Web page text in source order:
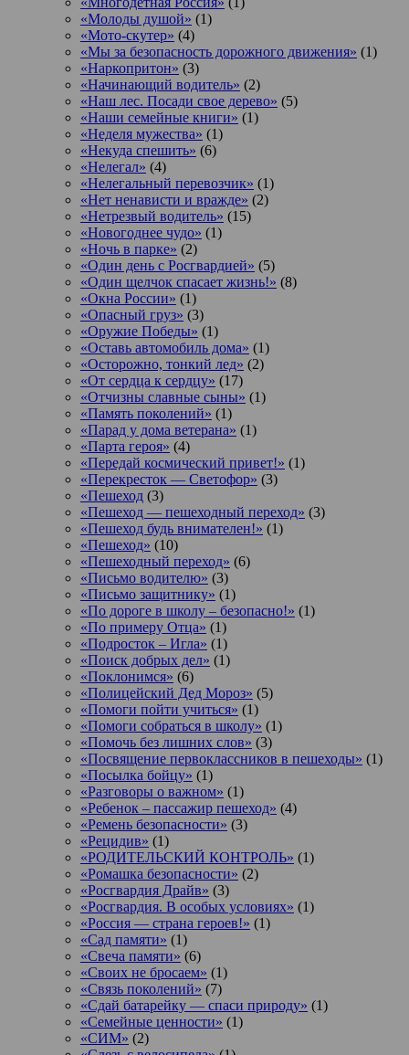
«Молоды душой» (1)
«Мото-скутер» (4)
«Мы за безопасность дорожного движения» (1)
«Наркопритон» (3)
«Начинающий водитель» (2)
«Наш лес. Посади свое дерево» (5)
«Наши семейные книги» (1)
«Неделя мужества» (1)
«Некуда спешить» (6)
«Нелегал» (4)
«Нелегальный перевозчик» (1)
«Нет ненависти и вражде» (2)
«Нетрезвый водитель» (15)
«Новогоднее чудо» (1)
«Ночь в парке» (2)
«Один день с Росгвардией» (5)
«Один щелчок спасает жизнь!» (8)
«Окна России» (1)
«Опасный груз» (3)
«Оружие Победы» (1)
«Оставь автомобиль дома» (1)
«Осторожно, тонкий лед» (2)
«От сердца к сердцу» (17)
«Отчизны славные сыны» (1)
«Память поколений» (1)
«Парад у дома ветерана» (1)
«Парта героя» (4)
«Передай космический привет!» (1)
«Перекресток — Светофор» (3)
«Пешеход (3)
«Пешеход — пешеходный переход» (3)
«Пешеход будь внимателен!» (1)
«Пешеход» (10)
«Пешеходный переход» (6)
«Письмо водителю» (3)
«Письмо защитнику» (1)
«По дороге в школу – безопасно!» (1)
«По примеру Отца» (1)
«Подросток ‒ Игла» (1)
«Поиск добрых дел» (1)
«Поклонимся» (6)
«Полицейский Дед Мороз» (5)
«Помоги пойти учиться» (1)
«Помоги собраться в школу» (1)
«Помочь без лишних слов» (3)
«Посвящение первоклассников в пешеходы» (1)
«Посылка бойцу» (1)
«Разговоры о важном» (1)
«Ребенок – пассажир пешеход» (4)
«Ремень безопасности» (3)
«Рецидив» (1)
«РОДИТЕЛЬСКИЙ КОНТРОЛЬ» (1)
«Ромашка безопасности» (2)
«Росгвардия Драйв» (3)
«Росгвардия. В особых условиях» (1)
«Россия — страна героев!» (1)
«Сад памяти» (1)
«Свеча памяти» (6)
«Своих не бросаем» (1)
«Связь поколений» (7)
«Сдай батарейку — спаси природу» (1)
«Семейные ценности» (1)
«СИМ» (2)